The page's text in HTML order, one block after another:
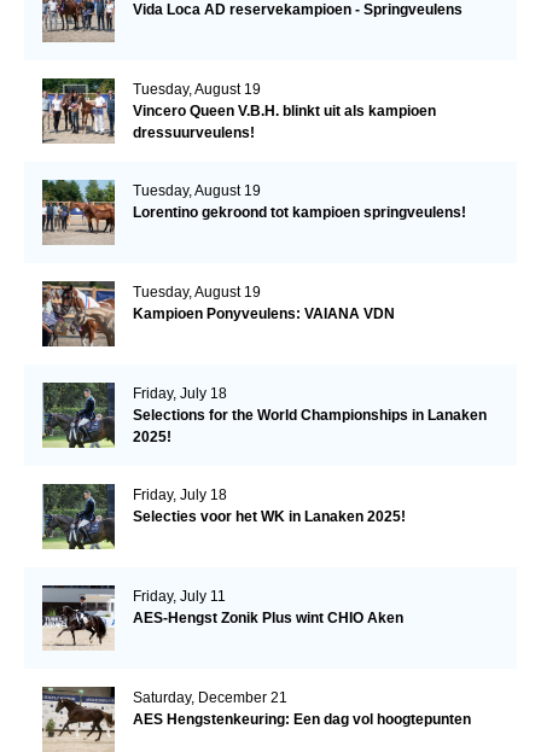
Vida Loca AD reservekampioen - Springveulens
Tuesday, August 19
Vincero Queen V.B.H. blinkt uit als kampioen
dressuurveulens!
Tuesday, August 19
Lorentino gekroond tot kampioen springveulens!
Tuesday, August 19
Kampioen Ponyveulens: VAIANA VDN
Friday, July 18
Selections for the World Championships in Lanaken
2025!
Friday, July 18
Selecties voor het WK in Lanaken 2025!
Friday, July 11
AES-Hengst Zonik Plus wint CHIO Aken
Saturday, December 21
AES Hengstenkeuring: Een dag vol hoogtepunten